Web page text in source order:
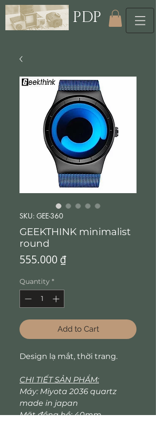
PDP
SKU: GEE-360
GEEKTHINK minimalist
round
555.000 ₫Price
Quantity *
Add to Cart
Design lạ mắt, thời trang.
CHI TIẾT SẢN PHẨM:
Máy: Miyota 2036 quartz
made in japan
Mặt đồng hồ: 40mm